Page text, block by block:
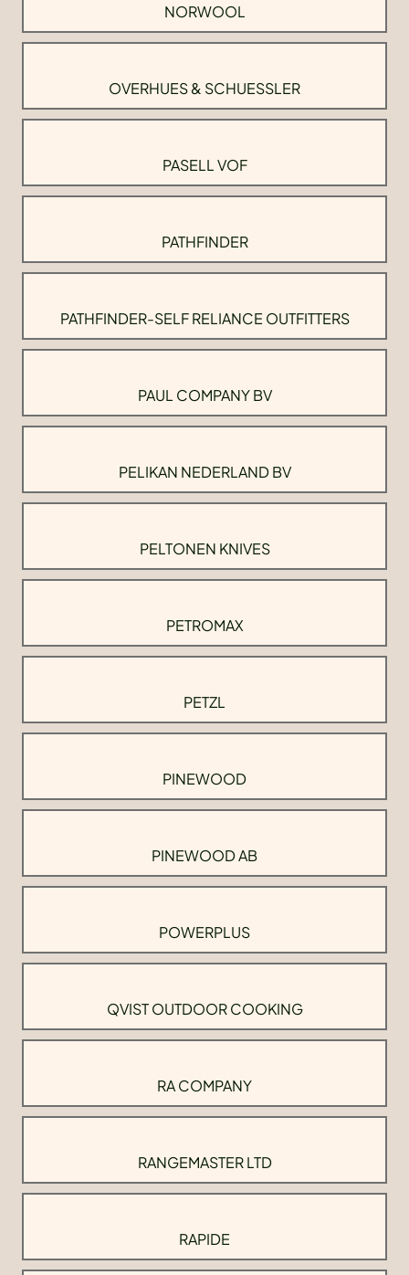
NORWOOL
OVERHUES & SCHUESSLER
PASELL VOF
PATHFINDER
PATHFINDER-SELF RELIANCE OUTFITTERS
PAUL COMPANY BV
PELIKAN NEDERLAND BV
PELTONEN KNIVES
PETROMAX
PETZL
PINEWOOD
PINEWOOD AB
POWERPLUS
QVIST OUTDOOR COOKING
RA COMPANY
RANGEMASTER LTD
RAPIDE